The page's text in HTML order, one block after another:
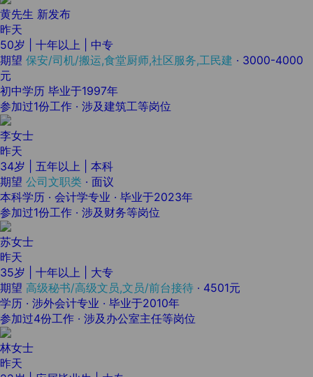
黄先生 新发布
昨天
50岁 | 十年以上 | 中专
期望 保安/司机/搬运,食堂厨师,社区服务,工民建 · 3000-4000
元
初中学历 毕业于1997年
参加过1份工作 · 涉及建筑工等岗位
李女士
昨天
34岁 | 五年以上 | 本科
期望 公司文职类 · 面议
本科学历 · 会计学专业 · 毕业于2023年
参加过1份工作 · 涉及财务等岗位
苏女士
昨天
35岁 | 十年以上 | 大专
期望 高级秘书/高级文员,文员/前台接待 · 4501元
学历 · 涉外会计专业 · 毕业于2010年
参加过4份工作 · 涉及办公室主任等岗位
林女士
昨天